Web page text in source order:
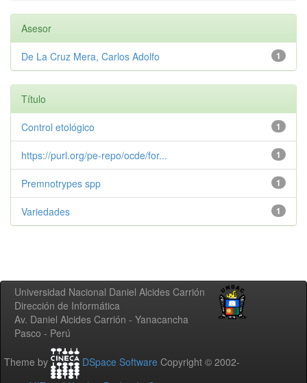
Asesor
1
De La Cruz Mera, Carlos Adolfo
Título
1
Control etológico
1
https://purl.org/pe-repo/ocde/for...
1
Premnotrypes spp
1
Variedades
Universidad Nacional Daniel Alcides Carrión
Dirección de Informática
Av. Daniel Alcides Carrión - Yanacancha
Pasco - Perú
Theme by DSpace Software Copyright © 2002-